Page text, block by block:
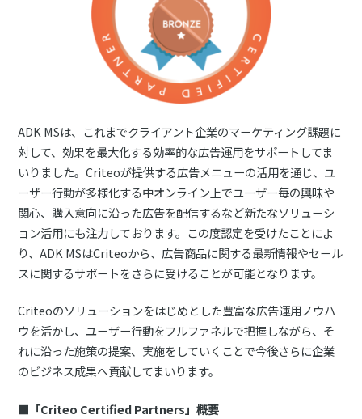
ADK MSは、これまでクライアント企業のマーケティング課題に
対して、効果を最大化する効率的な広告運用をサポートしてま
いりました。Criteoが提供する広告メニューの活用を通じ、ユ
ーザー行動が多様化する中オンライン上でユーザー毎の興味や
関心、購入意向に沿った広告を配信するなど新たなソリューシ
ョン活用にも注力しております。この度認定を受けたことによ
り、ADK MSはCriteoから、広告商品に関する最新情報やセール
スに関するサポートをさらに受けることが可能となります。
Criteoのソリューションをはじめとした豊富な広告運用ノウハ
ウを活かし、ユーザー行動をフルファネルで把握しながら、そ
れに沿った施策の提案、実施をしていくことで今後さらに企業
のビジネス成果へ貢献してまいります。
■「Criteo Certified Partners」概要